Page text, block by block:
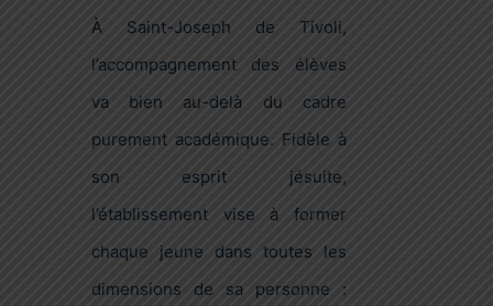
À Saint-Joseph de Tivoli,
l’accompagnement des élèves
va bien au-delà du cadre
purement académique. Fidèle à
son esprit jésuite,
l’établissement vise à former
chaque jeune dans toutes les
dimensions de sa personne :